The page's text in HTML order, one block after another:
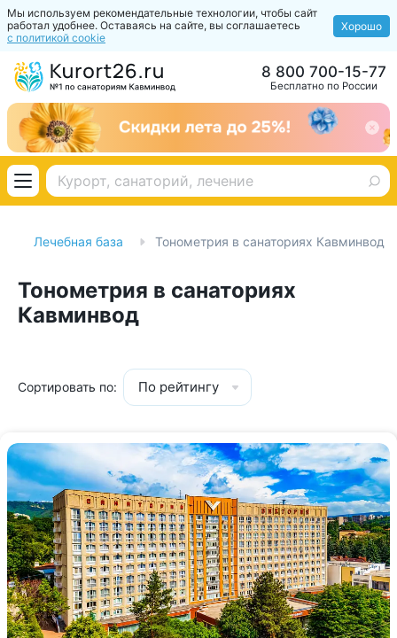
Мы используем рекомендательные технологии, чтобы сайт
работал удобнее. Оставаясь на сайте, вы соглашаетесь
с политикой cookie
Хорошо
Бесплатно по России
8 800 700-15-77
Лечебная база Тонометрия в санаториях Кавминвод
Тонометрия в санаториях
Кавминвод
Сортировать по: По рейтингу